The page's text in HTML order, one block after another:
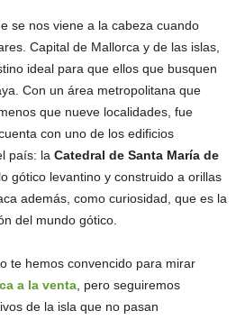
se nos viene a la cabeza cuando
Capital de Mallorca y de las islas,
ideal para que ellos que busquen
Con un área metropolitana que
que nueve localidades, fue
con uno de los edificios
país: la Catedral de Santa María de
gótico levantino y construido a orillas
además, como curiosidad, que es la
del mundo gótico.
te hemos convencido para mirar
a la venta , pero seguiremos
de la isla que no pasan